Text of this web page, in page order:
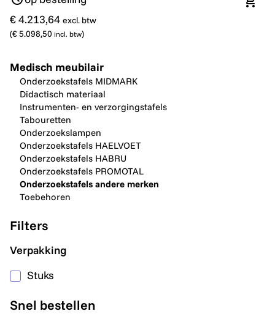
€ 4.213,64 excl. btw
(€ 5.098,50 incl. btw)
In
Medisch meubilair
Onderzoekstafels MIDMARK
Didactisch materiaal
Instrumenten- en verzorgingstafels
Tabouretten
Onderzoekslampen
Onderzoekstafels HAELVOET
Onderzoekstafels HABRU
Onderzoekstafels PROMOTAL
Onderzoekstafels andere merken
Toebehoren
Filters
Verpakking
Stuks
Snel bestellen